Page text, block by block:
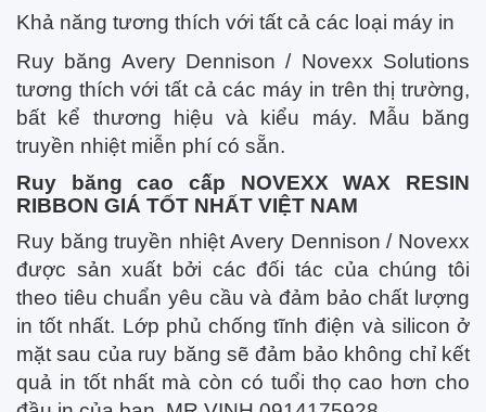
Khả năng tương thích với tất cả các loại máy in
Ruy băng Avery Dennison / Novexx Solutions
tương thích với tất cả các máy in trên thị trường,
bất kể thương hiệu và kiểu máy. Mẫu băng
truyền nhiệt miễn phí có sẵn.
Ruy băng cao cấp NOVEXX WAX RESIN
RIBBON GIÁ TỐT NHẤT VIỆT NAM
Ruy băng truyền nhiệt Avery Dennison / Novexx
được sản xuất bởi các đối tác của chúng tôi
theo tiêu chuẩn yêu cầu và đảm bảo chất lượng
in tốt nhất. Lớp phủ chống tĩnh điện và silicon ở
mặt sau của ruy băng sẽ đảm bảo không chỉ kết
quả in tốt nhất mà còn có tuổi thọ cao hơn cho